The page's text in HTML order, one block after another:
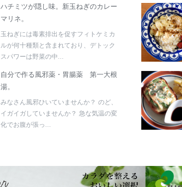
ハチミツが隠し味。新玉ねぎのカレー
マリネ。
玉ねぎには毒素排出を促すフィトケミカ
ルが何十種類と含まれており、デトック
スパワーは野菜の中...
自分で作る風邪薬・胃腸薬 第一大根
湯。
みなさん風邪ひいていませんか？ のど、
イガイガしていませんか？ 急な気温の変
化でお腹が張っ...